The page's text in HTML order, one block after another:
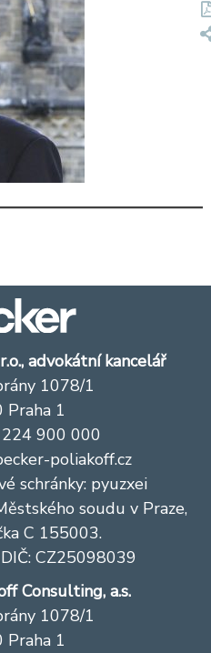
advokátní kancelář
1078/1
Praha 1
900 000
poliakoff.cz
schránky: pyuzxei
soudu v Praze,
C 155003.
CZ25098039
Consulting, a.s.
1078/1
Praha 1